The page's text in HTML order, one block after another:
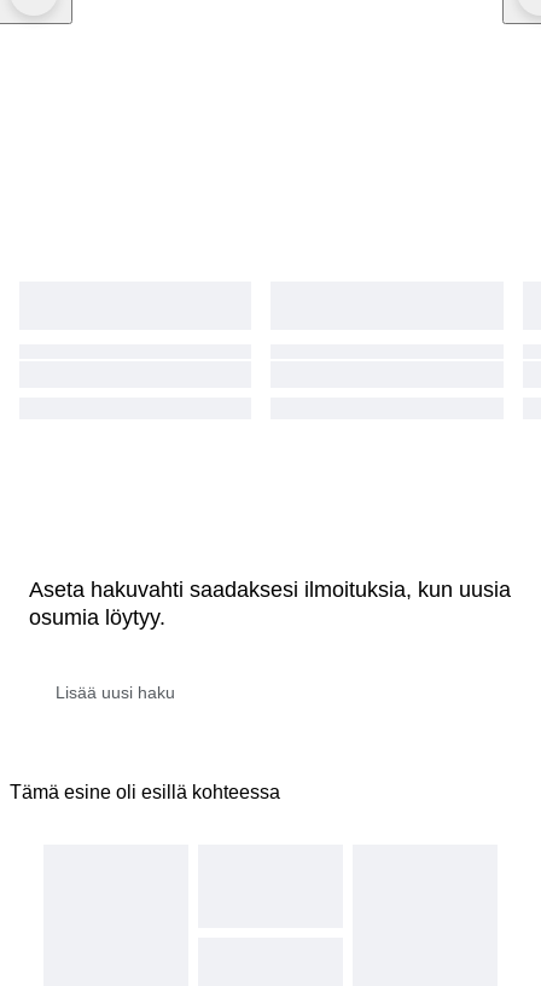
Aseta hakuvahti saadaksesi ilmoituksia, kun uusia
osumia löytyy.
Tämä esine oli esillä kohteessa